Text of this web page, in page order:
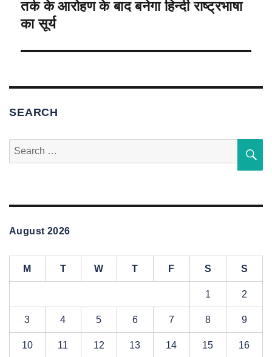
Next
post:
तर्क के आरोहण के बाद बनेगा हिन्दी राष्ट्रभाषा
का सूर्य
SEARCH
Search
for:
August 2026
M T W T F S S
1 2
3 4 5 6 7 8 9
10 11 12 13 14 15 16